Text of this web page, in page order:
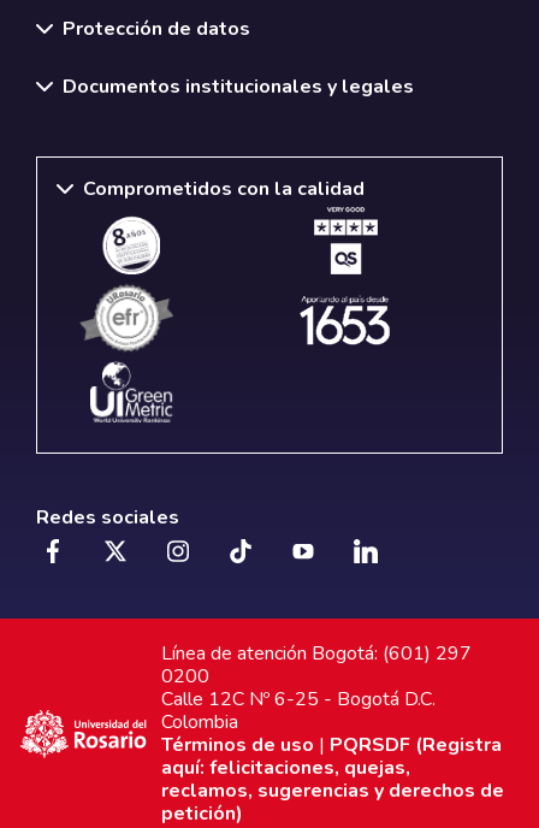
Protección de datos
Documentos institucionales y legales
Comprometidos con la calidad
Redes sociales
Línea de atención Bogotá: (601) 297
0200
Calle 12C Nº 6-25 - Bogotá D.C.
Colombia
Términos de uso | PQRSDF (Registra
aquí: felicitaciones, quejas,
reclamos, sugerencias y derechos de
petición)